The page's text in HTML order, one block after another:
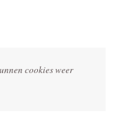
cookies weer